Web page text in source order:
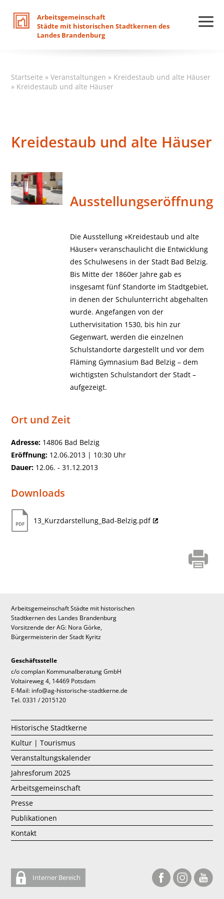
Arbeitsgemeinschaft
Städte mit historischen Stadtkernen des
Landes Brandenburg
Startseite »Veranstaltungen » Kreidestaub und alte Häuser
» Kreidestaub und alte Häuser
Kreidestaub und alte Häuser
Ausstellungseröffnung
Die Ausstellung »Kreidestaub und alte
Häuser« veranschaulicht die Entwicklung
des Schulwesens in der Stadt Bad Belzig.
Bis Mitte der 1860er Jahre gab es
insgesamt fünf Standorte im Stadtgebiet,
in denen der Schulunterricht abgehalten
wurde. Angefangen von der
Luthervisitation 1530, bis hin zur
Gegenwart, werden die einzelnen
Schulstandorte dargestellt und vor dem
Fläming Gymnasium Bad Belzig – dem
wichtigsten Schulstandort der Stadt –
aufgezeigt.
Ort und Zeit
Adresse: 14806 Bad Belzig
Eröffnung: 12.06.2013 | 10:30 Uhr
Dauer: 12.06. - 31.12.2013
Downloads
13_Kurzdarstellung_Bad-Belzig.pdf
Arbeitsgemeinschaft Städte mit historischen
Stadtkernen des Landes Brandenburg
Vorsitzende der AG: Nora Görke,
Bürgermeisterin der Stadt Kyritz
Geschäftsstelle
c/o complan Kommunalberatung GmbH
Voltaireweg 4, 14469 Potsdam
E-Mail: info@ag-historische-stadtkerne.de
Tel. 0331 / 2015120
Historische Stadtkerne
Kultur | Tourismus
Veranstaltungskalender
Jahresforum 2025
Arbeitsgemeinschaft
Presse
Publikationen
Kontakt
Interner Bereich